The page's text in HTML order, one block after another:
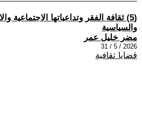
(5) ثقافة الفقر وتداعياتها الاجتماعية
والسياسية
مضر خليل عمر
2026 / 5 / 31
قضايا ثقافية